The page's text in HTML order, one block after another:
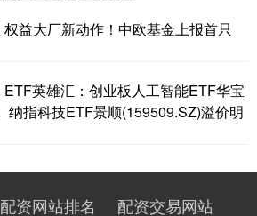
益大厂新动作！中欧基金上报首只
英雄汇：创业板人工智能ETF华宝
纳指科技ETF景顺(159509.SZ)溢价明
配资网站排名 配资交易网站